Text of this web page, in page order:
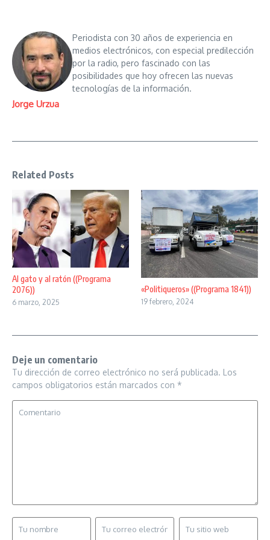
Jorge Urzua
Periodista con 30 años de experiencia en
medios electrónicos, con especial predilección
por la radio, pero fascinado con las
posibilidades que hoy ofrecen las nuevas
tecnologías de la información.
Related Posts
Al gato y al ratón ((Programa
2076))
6 marzo, 2025
«Politiqueros» ((Programa 1841))
19 febrero, 2024
Deje un comentario
Tu dirección de correo electrónico no será publicada. Los
campos obligatorios están marcados con *